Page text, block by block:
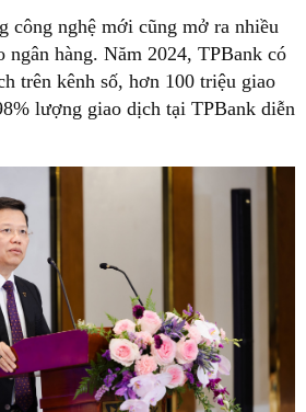
công nghệ mới cũng mở ra nhiều
ngân hàng. Năm 2024, TPBank có
trên kênh số, hơn 100 triệu giao
lượng giao dịch tại TPBank diễn